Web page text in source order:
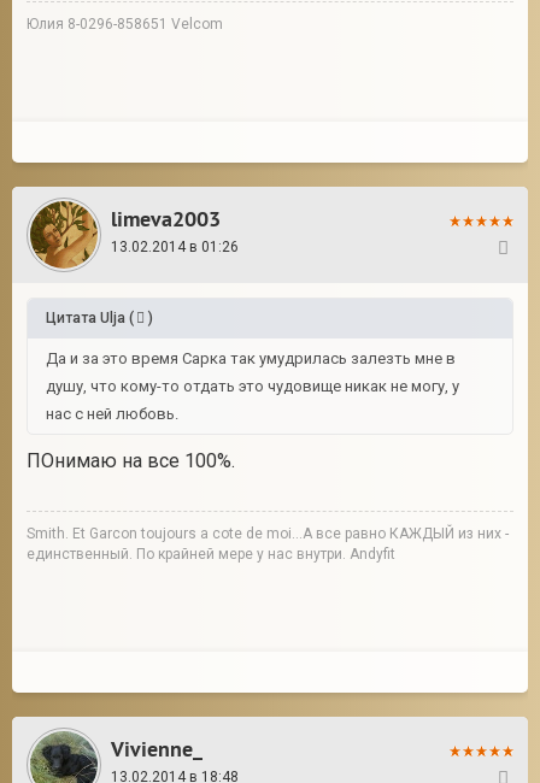
Юлия 8-0296-858651 Velcom
limeva2003
13.02.2014 в 01:26
Цитата Ulja ( )
Да и за это время Сарка так умудрилась залезть мне в
душу, что кому-то отдать это чудовище никак не могу, у
нас с ней любовь.
ПОнимаю на все 100%.
Smith. Et Garcon toujours a cote de moi...А все равно КАЖДЫЙ из них -
единственный. По крайней мере у нас внутри. Andyfit
Vivienne_
13.02.2014 в 18:48